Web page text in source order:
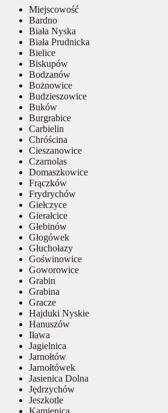
Miejscowość
Bardno
Biała Nyska
Biała Prudnicka
Bielice
Biskupów
Bodzanów
Bożnowice
Budzieszowice
Buków
Burgrabice
Carbielin
Chróścina
Cieszanowice
Czarnolas
Domaszkowice
Frączków
Frydrychów
Giełczyce
Gierałcice
Głebinów
Głogówek
Głuchołazy
Goświnowice
Goworowice
Grabin
Grabina
Gracze
Hajduki Nyskie
Hanuszów
Iława
Jagielnica
Jarnołtów
Jarnołtówek
Jasienica Dolna
Jędrzychów
Jeszkotle
Kamienica